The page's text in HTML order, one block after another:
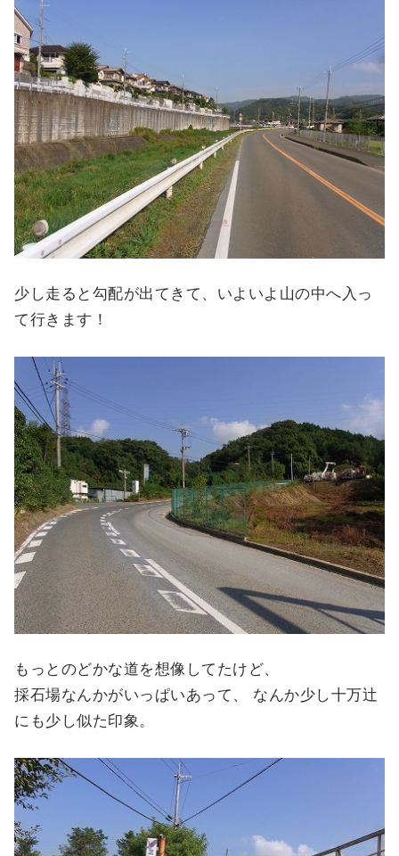
少し走ると勾配が出てきて、いよいよ山の中へ入っ
て行きます！
もっとのどかな道を想像してたけど、
採石場なんかがいっぱいあって、 なんか少し十万辻
にも少し似た印象。